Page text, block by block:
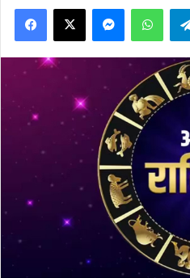
Facebook
X Messenger